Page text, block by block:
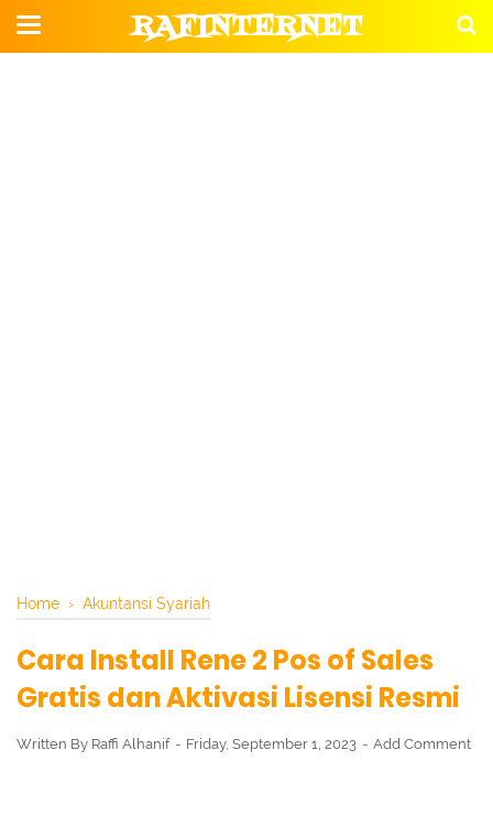
RAFINTERNET
Home › Akuntansi Syariah
Cara Install Rene 2 Pos of Sales
Gratis dan Aktivasi Lisensi Resmi
Written By Raffi Alhanif Friday, September 1, 2023 Add Comment